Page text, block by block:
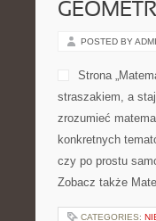
POSTED BY
Strona
straszakiem, a
zrozumieć
konkretnych
czy po prostu
Zobacz także
CATEGORIES: